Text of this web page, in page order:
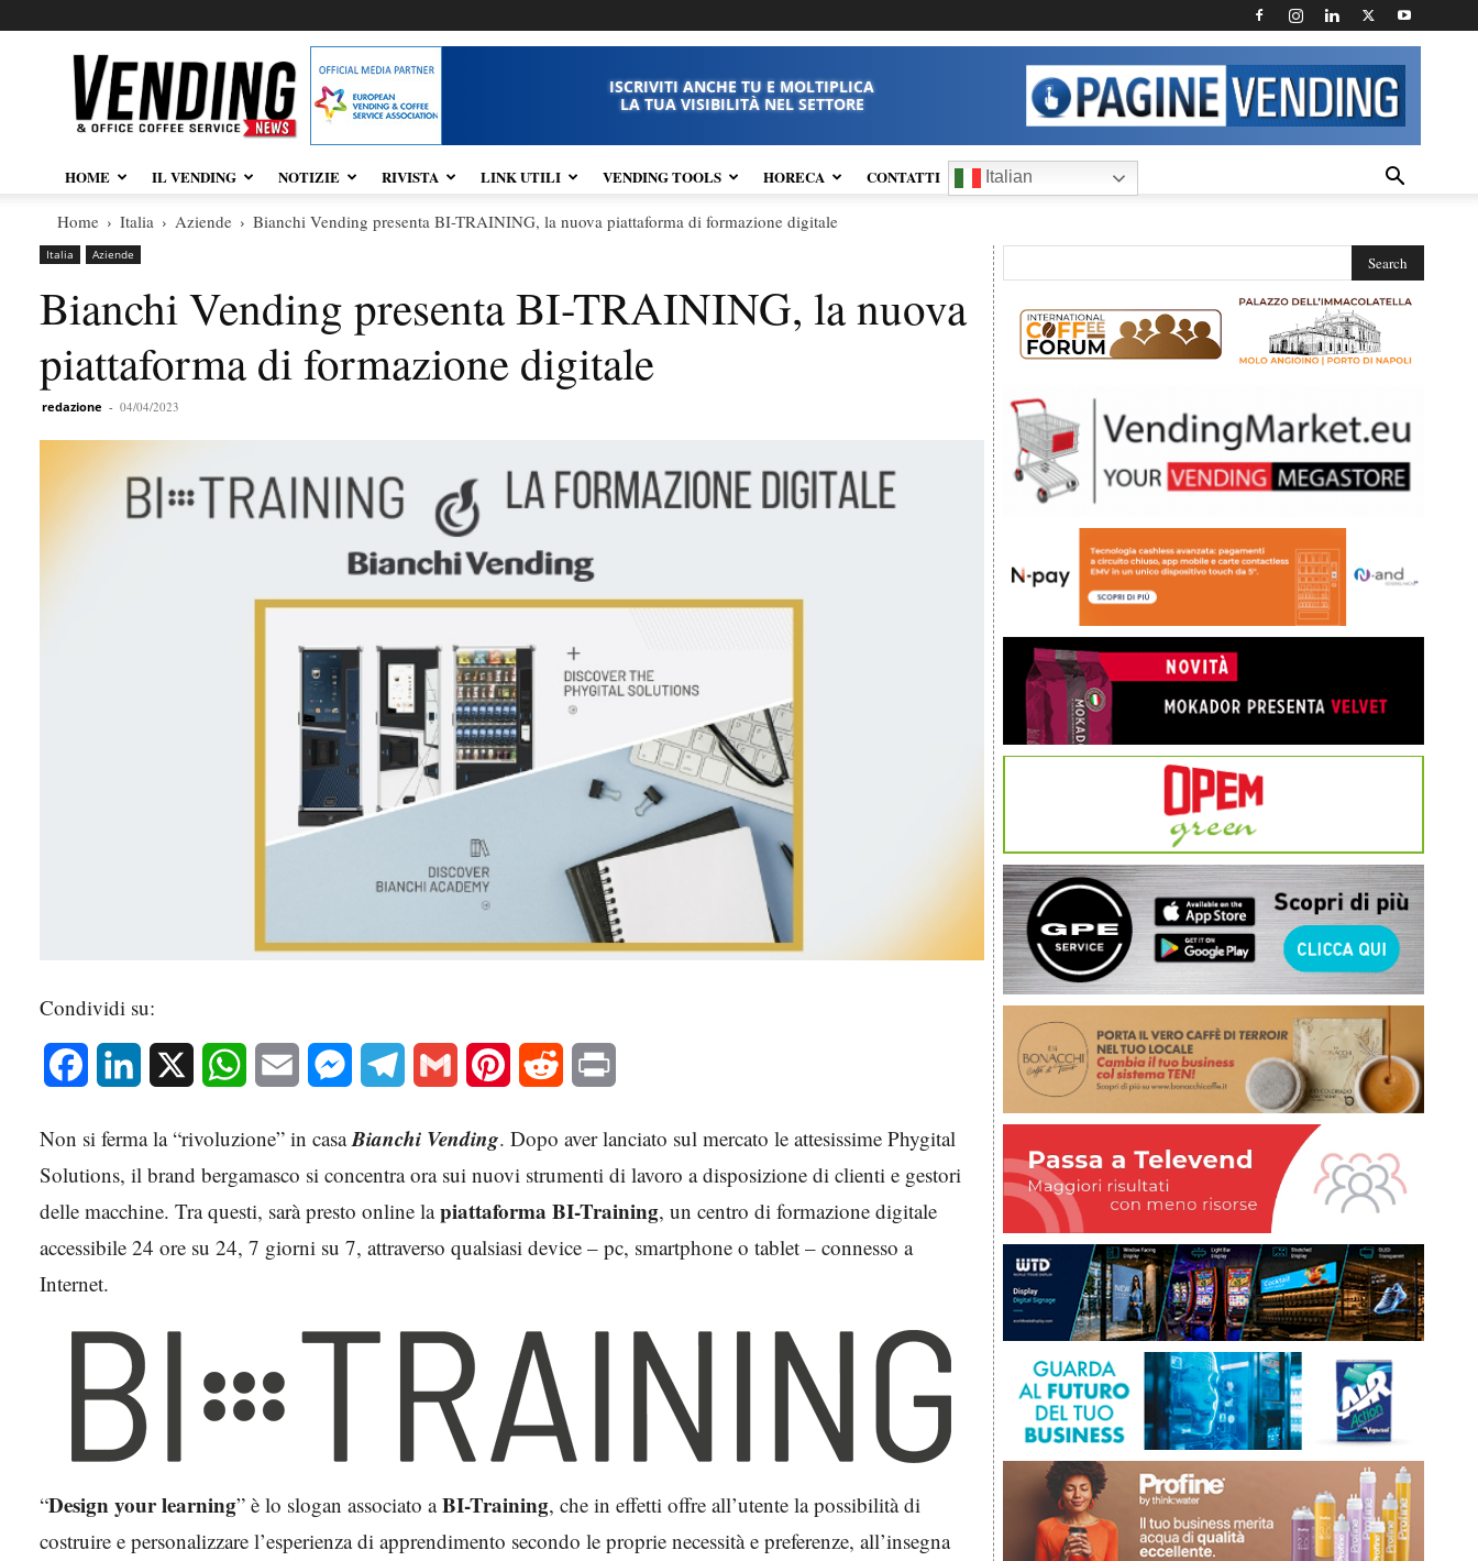
Vendingnews.it
ISCRIVITI ANCHE TU E MOLTIPLICA
LA TUA VISIBILITÀ NEL SETTORE
HOME IL VENDING NOTIZIE RIVISTA LINK UTILI VENDING TOOLS HORECA CONTATTI Italian
Home Italia Aziende Bianchi Vending presenta BI-TRAINING, la nuova piattaforma di formazione digitale
Italia Aziende
Bianchi Vending presenta BI-TRAINING, la nuova
piattaforma di formazione digitale
redazione - 04/04/2023
Condividi su:
Facebook LinkedIn WhatsAppEmail MessengerTelegram Gmail Pinterest Reddit
Non si ferma la “rivoluzione” in casaBianchi Vending. Dopo aver lanciato sul mercato le attesissime Phygital
Solutions, il brand bergamasco si concentra ora sui nuovi strumenti di lavoro a disposizione di clienti e gestori
delle macchine. Tra questi, sarà presto online lapiattaforma BI-Training, un centro di formazione digitale
accessibile 24 ore su 24, 7 giorni su 7, attraverso qualsiasi device – pc, smartphone o tablet – connesso a
Internet.
“Design your learning” è lo slogan associato aBI-Training, che in effetti offre all’utente la possibilità di
costruire e personalizzare l’esperienza di apprendimento secondo le proprie necessità e preferenze, all’insegna